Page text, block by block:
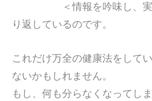
＜情報を吟味し、実践
り返しているのです。
これだけ万全の健康法をして
ないかもしれません。
もし、何も分らなくなってしま